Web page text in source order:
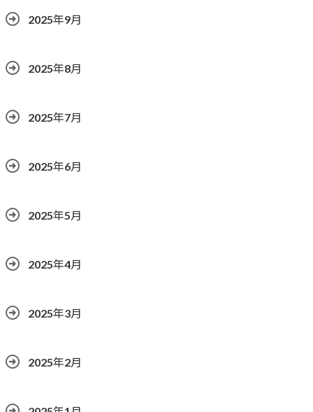
2025年9月
2025年8月
2025年7月
2025年6月
2025年5月
2025年4月
2025年3月
2025年2月